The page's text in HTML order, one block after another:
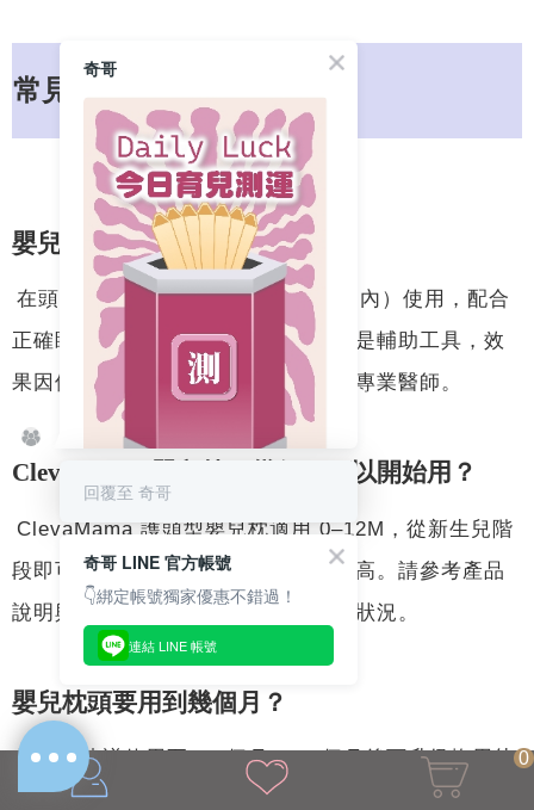
0
常見問題
嬰兒枕頭真的有用嗎？
在頭骨可塑性高的黃金期（3–4 個月內）使用，配合
正確睡姿，有助於頭型發展。嬰兒枕是輔助工具，效
果因個體而異，嚴重頭型問題應諮詢專業醫師。
ClevaMama 嬰兒枕頭幾個月可以開始用？
ClevaMama 護頭型嬰兒枕適用 0–12M，從新生兒階
段即可開始使用，此時頭骨可塑性最高。請參考產品
說明與醫師建議，確保符合寶寶個別狀況。
嬰兒枕頭要用到幾個月？
嬰兒枕建議使用至 12 個月。12 個月後可升級換用幼
童枕，尺寸與枕高均針對幼童頭部發育調整，不需中
奇哥
一支籤，領取今日的小確幸與專屬
驚喜 ！
回覆至 奇哥
奇哥 LINE 官方帳號
👇綁定帳號獨家優惠不錯過！
連結 LINE 帳號